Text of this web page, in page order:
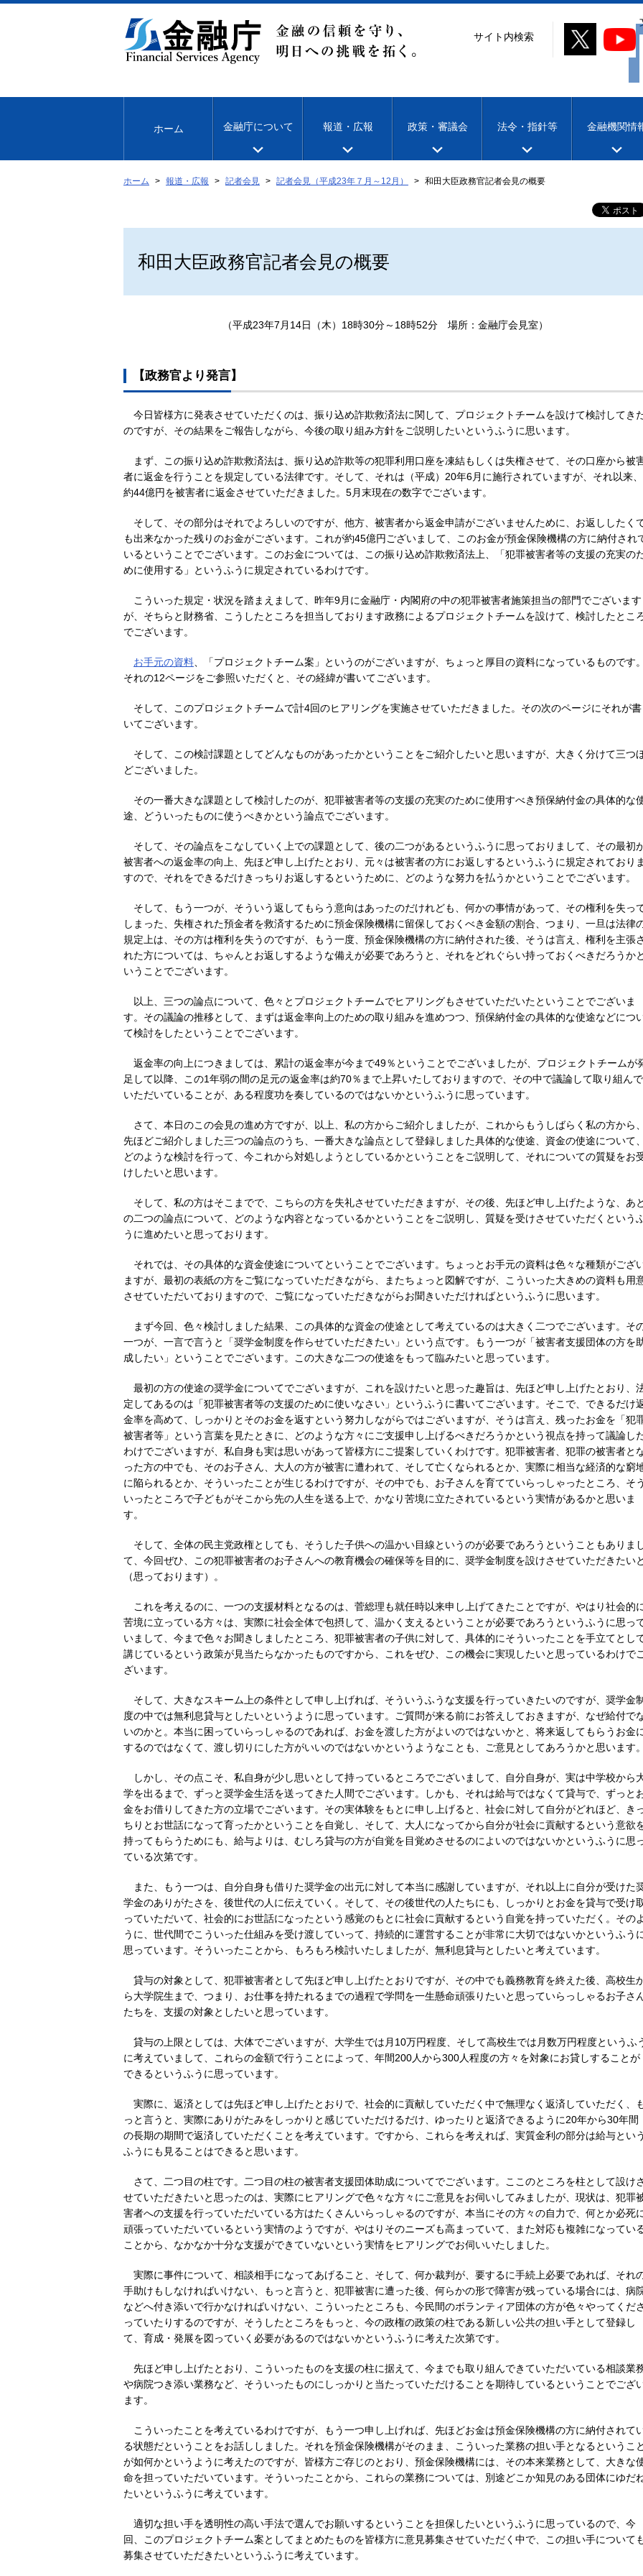
文
移
サイト内検索
ホーム 金融庁について 報道・広報 政策・審議会 法令・指針等 金融機関情
ホーム 報道・広報 記者会見 記者会見（平成23年７月～12月） 和田大臣政務官記者会見の概要
和田大臣政務官記者会見の概要
（平成23年7月14日（木）18時30分～18時52分 場所：金融庁会見室）
【政務官より発言】
今日皆様方に発表させていただくのは、振り込め詐欺救済法に関して、プロジェクトチームを設けて検討してき
のですが、その結果をご報告しながら、今後の取り組み方針をご説明したいというふうに思います。
まず、この振り込め詐欺救済法は、振り込め詐欺等の犯罪利用口座を凍結もしくは失権させて、その口座から被
者に返金を行うことを規定している法律です。そして、それは（平成）20年6月に施行されていますが、それ以来、
約44億円を被害者に返金させていただきました。5月末現在の数字でございます。
そして、その部分はそれでよろしいのですが、他方、被害者から返金申請がございませんために、お返ししたく
も出来なかった残りのお金がございます。これが約45億円ございまして、このお金が預金保険機構の方に納付され
いるということでございます。このお金については、この振り込め詐欺救済法上、「犯罪被害者等の支援の充実の
めに使用する」というふうに規定されているわけです。
こういった規定・状況を踏まえまして、昨年9月に金融庁・内閣府の中の犯罪被害者施策担当の部門でございます
が、そちらと財務省、こうしたところを担当しております政務によるプロジェクトチームを設けて、検討したとこ
でございます。
お手元の資料 、「プロジェクトチーム案」というのがございますが、ちょっと厚目の資料になっているものです。
それの12ページをご参照いただくと、その経緯が書いてございます。
そして、このプロジェクトチームで計4回のヒアリングを実施させていただきました。その次のページにそれが書
いてございます。
そして、この検討課題としてどんなものがあったかということをご紹介したいと思いますが、大きく分けて三つ
どございました。
その一番大きな課題として検討したのが、犯罪被害者等の支援の充実のために使用すべき預保納付金の具体的な
途、どういったものに使うべきかという論点でございます。
そして、その論点をこなしていく上での課題として、後の二つがあるというふうに思っておりまして、その最初
被害者への返金率の向上、先ほど申し上げたとおり、元々は被害者の方にお返しするというふうに規定されておりま
すので、それをできるだけきっちりお返しするというために、どのような努力を払うかということでございます。
そして、もう一つが、そういう返してもらう意向はあったのだけれども、何かの事情があって、その権利を失っ
しまった、失権された預金者を救済するために預金保険機構に留保しておくべき金額の割合、つまり、一旦は法律
規定上は、その方は権利を失うのですが、もう一度、預金保険機構の方に納付された後、そうは言え、権利を主張さ
れた方については、ちゃんとお返しするような備えが必要であろうと、それをどれぐらい持っておくべきだろうかと
いうことでございます。
以上、三つの論点について、色々とプロジェクトチームでヒアリングもさせていただいたということでございま
す。その議論の推移として、まずは返金率向上のための取り組みを進めつつ、預保納付金の具体的な使途などにつ
て検討をしたということでございます。
返金率の向上につきましては、累計の返金率が今まで49％ということでございましたが、プロジェクトチームが
足して以降、この1年弱の間の足元の返金率は約70％まで上昇いたしておりますので、その中で議論して取り組んで
いただいていることが、ある程度功を奏しているのではないかというふうに思っています。
さて、本日のこの会見の進め方ですが、以上、私の方からご紹介しましたが、これからもうしばらく私の方から、
先ほどご紹介しました三つの論点のうち、一番大きな論点として登録しました具体的な使途、資金の使途について、
どのような検討を行って、今これから対処しようとしているかということをご説明して、それについての質疑をお
けしたいと思います。
そして、私の方はそこまでで、こちらの方を失礼させていただきますが、その後、先ほど申し上げたような、あと
の二つの論点について、どのような内容となっているかということをご説明し、質疑を受けさせていただくという
うに進めたいと思っております。
それでは、その具体的な資金使途についてということでございます。ちょっとお手元の資料は色々な種類がござ
ますが、最初の表紙の方をご覧になっていただきながら、またちょっと図解ですが、こういった大きめの資料も用
させていただいておりますので、ご覧になっていただきながらお聞きいただければというふうに思います。
まず今回、色々検討しました結果、この具体的な資金の使途として考えているのは大きく二つでございます。そ
一つが、一言で言うと「奨学金制度を作らせていただきたい」という点です。もう一つが「被害者支援団体の方を
成したい」ということでございます。この大きな二つの使途をもって臨みたいと思っています。
最初の方の使途の奨学金についてでございますが、これを設けたいと思った趣旨は、先ほど申し上げたとおり、
定してあるのは「犯罪被害者等の支援のために使いなさい」というふうに書いてございます。そこで、できるだけ
金率を高めて、しっかりとそのお金を返すという努力しながらではございますが、そうは言え、残ったお金を「犯
被害者等」という言葉を見たときに、どのような方々にご支援申し上げるべきだろうかという視点を持って議論し
わけでございますが、私自身も実は思いがあって皆様方にご提案していくわけです。犯罪被害者、犯罪の被害者と
った方の中でも、そのお子さん、大人の方が被害に遭われて、そして亡くなられるとか、実際に相当な経済的な窮
に陥られるとか、そういったことが生じるわけですが、その中でも、お子さんを育てていらっしゃったところ、そう
いったところで子どもがそこから先の人生を送る上で、かなり苦境に立たされているという実情があるかと思いま
す。
そして、全体の民主党政権としても、そうした子供への温かい目線というのが必要であろうということもありま
て、今回ぜひ、この犯罪被害者のお子さんへの教育機会の確保等を目的に、奨学金制度を設けさせていただきたいと
（思っております）。
これを考えるのに、一つの支援材料となるのは、菅総理も就任時以来申し上げてきたことですが、やはり社会的
苦境に立っている方々は、実際に社会全体で包摂して、温かく支えるということが必要であろうというふうに思っ
いまして、今まで色々お聞きしましたところ、犯罪被害者の子供に対して、具体的にそういったことを手立てとし
講じているという政策が見当たらなかったものですから、これをぜひ、この機会に実現したいと思っているわけで
ざいます。
そして、大きなスキーム上の条件として申し上げれば、そういうふうな支援を行っていきたいのですが、奨学金制
度の中では無利息貸与としたいというように思っています。ご質問が来る前にお答えしておきますが、なぜ給付で
いのかと。本当に困っていらっしゃるのであれば、お金を渡した方がよいのではないかと、将来返してもらうお金
するのではなくて、渡し切りにした方がいいのではないかというようなことも、ご意見としてあろうかと思います。
しかし、その点こそ、私自身が少し思いとして持っているところでございまして、自分自身が、実は中学校から
学を出るまで、ずっと奨学金生活を送ってきた人間でございます。しかも、それは給与ではなくて貸与で、ずっと
金をお借りしてきた方の立場でございます。その実体験をもとに申し上げると、社会に対して自分がどれほど、き
ちりとお世話になって育ったかということを自覚し、そして、大人になってから自分が社会に貢献するという意欲
持ってもらうためにも、給与よりは、むしろ貸与の方が自覚を目覚めさせるのによいのではないかというふうに思
ている次第です。
また、もう一つは、自分自身も借りた奨学金の出元に対して本当に感謝していますが、それ以上に自分が受けた
学金のありがたさを、後世代の人に伝えていく。そして、その後世代の人たちにも、しっかりとお金を貸与で受け
っていただいて、社会的にお世話になったという感覚のもとに社会に貢献するという自覚を持っていただく。そのよ
うに、世代間でこういった仕組みを受け渡していって、持続的に運営することが非常に大切ではないかというふう
思っています。そういったことから、もろもろ検討いたしましたが、無利息貸与としたいと考えています。
貸与の対象として、犯罪被害者として先ほど申し上げたとおりですが、その中でも義務教育を終えた後、高校生
ら大学院生まで、つまり、お仕事を持たれるまでの過程で学問を一生懸命頑張りたいと思っていらっしゃるお子さ
たちを、支援の対象としたいと思っています。
貸与の上限としては、大体でございますが、大学生では月10万円程度、そして高校生では月数万円程度というふ
に考えていまして、これらの金額で行うことによって、年間200人から300人程度の方々を対象にお貸しすることが
できるというふうに思っています。
実際に、返済としては先ほど申し上げたとおりで、社会的に貢献していただく中で無理なく返済していただく、
っと言うと、実際にありがたみをしっかりと感じていただけるだけ、ゆったりと返済できるように20年から30年間
の長期の期間で返済していただくことを考えています。ですから、これらを考えれば、実質金利の部分は給与という
ふうにも見ることはできると思います。
さて、二つ目の柱です。二つ目の柱の被害者支援団体助成についてでございます。ここのところを柱として設けさ
せていただきたいと思ったのは、実際にヒアリングで色々な方々にご意見をお伺いしてみましたが、現状は、犯罪
害者への支援を行っていただいている方はたくさんいらっしゃるのですが、本当にその方々の自力で、何とか必死
頑張っていただいているという実情のようですが、やはりそのニーズも高まっていて、また対応も複雑になってい
ことから、なかなか十分な支援ができていないという実情をヒアリングでお伺いいたしました。
実際に事件について、相談相手になってあげること、そして、何か裁判が、要するに手続上必要であれば、それ
手助けもしなければいけない、もっと言うと、犯罪被害に遭った後、何らかの形で障害が残っている場合には、病
などへ付き添いで行かなければいけない、こういったところも、今民間のボランティア団体の方が色々やってくださ
っていたりするのですが、そうしたところをもっと、今の政権の政策の柱である新しい公共の担い手として登録し
て、育成・発展を図っていく必要があるのではないかというふうに考えた次第です。
先ほど申し上げたとおり、こういったものを支援の柱に据えて、今までも取り組んできていただいている相談業
や病院つき添い業務など、そういったものにしっかりと当たっていただけることを期待しているということでござ
ます。
こういったことを考えているわけですが、もう一つ申し上げれば、先ほどお金は預金保険機構の方に納付されて
る状態だということをお話ししました。それを預金保険機構がそのまま、こういった業務の担い手となるということ
が如何かというように考えたのですが、皆様方ご存じのとおり、預金保険機構には、その本来業務として、大きな
命を担っていただいています。そういったことから、これらの業務については、別途どこか知見のある団体にゆだ
たいというふうに考えています。
適切な担い手を透明性の高い手法で選んでお願いするということを担保したいというふうに思っているので、今
回、このプロジェクトチーム案としてまとめたものを皆様方に意見募集させていただく中で、この担い手について
募集させていただきたいというふうに考えています。